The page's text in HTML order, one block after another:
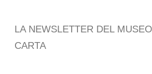
LA NEWSLETTER DEL
CARTA